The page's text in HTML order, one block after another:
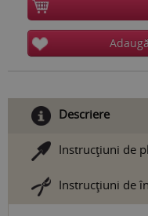
Descriere
Instrucţiuni de
Instrucţiuni de